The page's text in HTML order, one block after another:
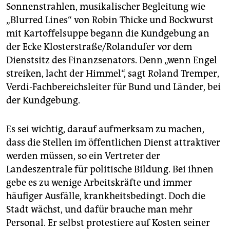
abo
genossenschaft
epaper login
Sonnenstrahlen, musikalischer Begleitung wie
„Blurred Lines“ von Robin Thicke und Bockwurst
mit Kartoffelsuppe begann die Kundgebung an
der Ecke Klosterstraße/Rolandufer vor dem
Dienstsitz des Finanzsenators. Denn „wenn Engel
streiken, lacht der Himmel“, sagt Roland Tremper,
Verdi-Fachbereichsleiter für Bund und Länder, bei
der Kundgebung.
Es sei wichtig, darauf aufmerksam zu machen,
dass die Stellen im öffentlichen Dienst attraktiver
werden müssen, so ein Vertreter der
Landeszentrale für politische Bildung. Bei ihnen
gebe es zu wenige Arbeitskräfte und immer
häufiger Ausfälle, krankheitsbedingt. Doch die
Stadt wächst, und dafür brauche man mehr
Personal. Er selbst protestiere auf Kosten seiner